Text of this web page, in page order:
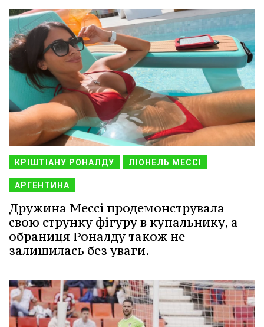
КРІШТІАНУ РОНАЛДУ ЛІОНЕЛЬ МЕССІ
АРГЕНТИНА
Дружина Мессі продемонструвала
свою струнку фігуру в купальнику, а
обраниця Роналду також не
залишилась без уваги.